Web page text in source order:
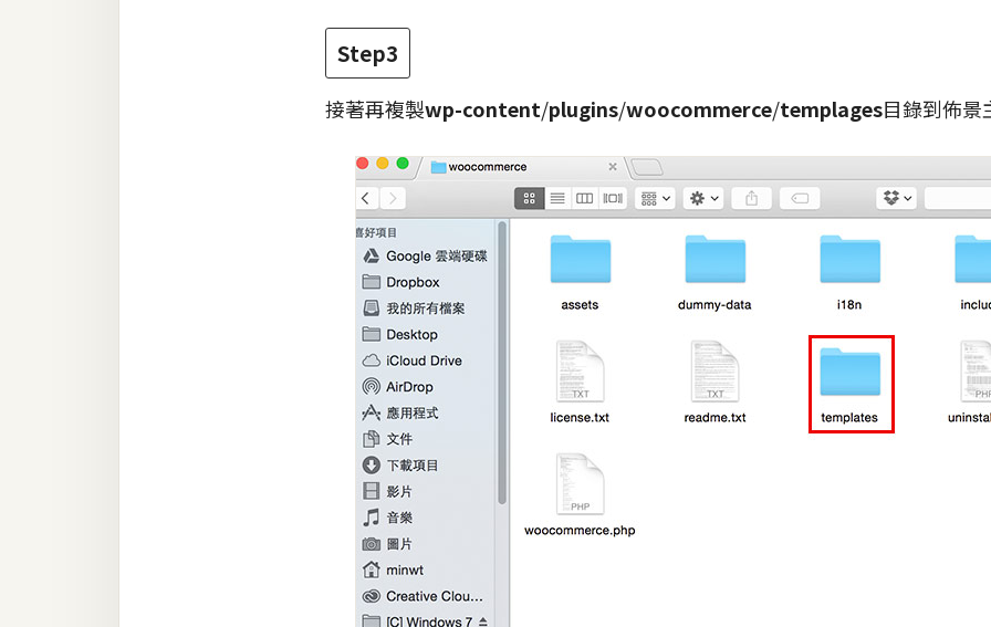
Step3
接著再複製wp-content/plugins/woocommerce/templages目錄到佈景